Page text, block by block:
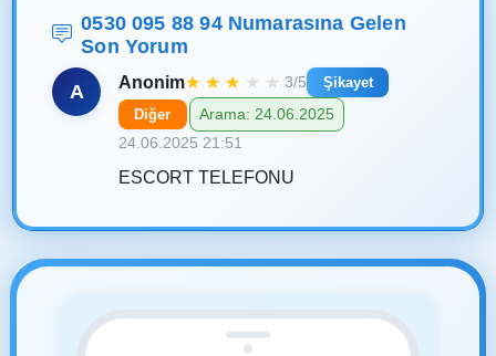
0530 095 88 94 Numarasına Gelen
Son Yorum
A Anonim★ ★ ★ ★ ★ 3/5
Şikayet
Diğer
Arama: 24.06.2025
24.06.2025 21:51
ESCORT TELEFONU